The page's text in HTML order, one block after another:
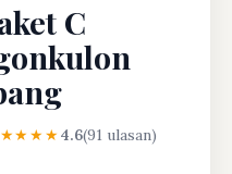
C
4.6(91 ulasan)